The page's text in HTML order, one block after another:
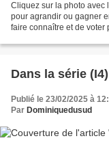
Cliquez sur la photo avec
pour agrandir ou gagner
faire connaître et de voter
Dans la série (I4)
Publié le 23/02/2025 à
Par Dominiquedusud